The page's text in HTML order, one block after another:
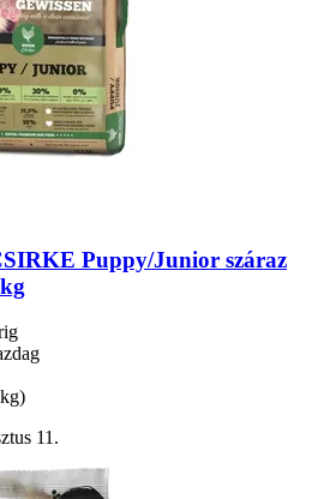
Puppy/Junior száraz
11.